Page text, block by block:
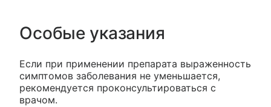
Особые указания
Если при применении препарата выраженность
симптомов заболевания не уменьшается,
рекомендуется проконсультироваться с
врачом.